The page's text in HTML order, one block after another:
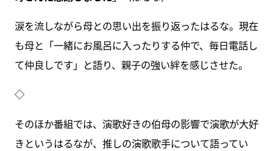
涙を流しながら母との思い出を振り返ったはるな。現在
も母と「一緒にお風呂に入ったりする仲で、毎日電話し
て仲良しです」と語り、親子の強い絆を感じさせた。
◇
そのほか番組では、演歌好きの伯母の影響で演歌が大好
きというはるなが、推しの演歌歌手について語ってい